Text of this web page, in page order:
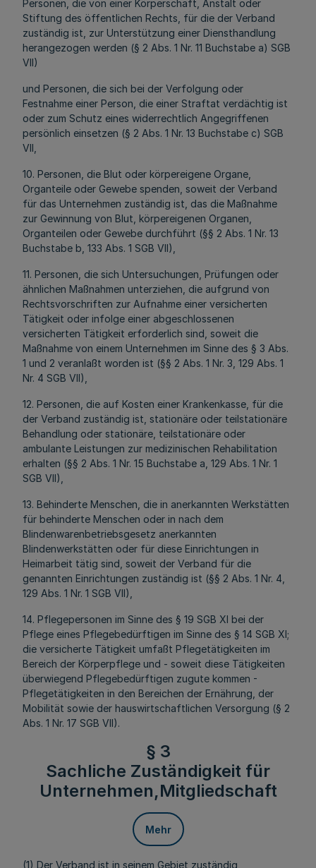
Personen, die von einer Körperschaft, Anstalt oder
Stiftung des öffentlichen Rechts, für die der Verband
zuständig ist, zur Unterstützung einer Diensthandlung
herangezogen werden (§ 2 Abs. 1 Nr. 11 Buchstabe a) SGB
VII)
und Personen, die sich bei der Verfolgung oder
Festnahme einer Person, die einer Straftat verdächtig ist
oder zum Schutz eines widerrechtlich Angegriffenen
persönlich einsetzen (§ 2 Abs. 1 Nr. 13 Buchstabe c) SGB
VII,
10. Personen, die Blut oder körpereigene Organe,
Organteile oder Gewebe spenden, soweit der Verband
für das Unternehmen zuständig ist, das die Maßnahme
zur Gewinnung von Blut, körpereigenen Organen,
Organteilen oder Gewebe durchführt (§§ 2 Abs. 1 Nr. 13
Buchstabe b, 133 Abs. 1 SGB VII),
11. Personen, die sich Untersuchungen, Prüfungen oder
ähnlichen Maßnahmen unterziehen, die aufgrund von
Rechtsvorschriften zur Aufnahme einer versicherten
Tätigkeit oder infolge einer abgeschlossenen
versicherten Tätigkeit erforderlich sind, soweit die
Maßnahme von einem Unternehmen im Sinne des § 3 Abs.
1 und 2 veranlaßt worden ist (§§ 2 Abs. 1 Nr. 3, 129 Abs. 1
Nr. 4 SGB VII),
12. Personen, die auf Kosten einer Krankenkasse, für die
der Verband zuständig ist, stationäre oder teilstationäre
Behandlung oder stationäre, teilstationäre oder
ambulante Leistungen zur medizinischen Rehabilitation
erhalten (§§ 2 Abs. 1 Nr. 15 Buchstabe a, 129 Abs. 1 Nr. 1
SGB VII),
13. Behinderte Menschen, die in anerkannten Werkstätten
für behinderte Menschen oder in nach dem
Blindenwarenbetriebsgesetz anerkannten
Blindenwerkstätten oder für diese Einrichtungen in
Heimarbeit tätig sind, soweit der Verband für die
genannten Einrichtungen zuständig ist (§§ 2 Abs. 1 Nr. 4,
129 Abs. 1 Nr. 1 SGB VII),
14. Pflegepersonen im Sinne des § 19 SGB XI bei der
Pflege eines Pflegebedürftigen im Sinne des § 14 SGB XI;
die versicherte Tätigkeit umfaßt Pflegetätigkeiten im
Bereich der Körperpflege und - soweit diese Tätigkeiten
überwiegend Pflegebedürftigen zugute kommen -
Pflegetätigkeiten in den Bereichen der Ernährung, der
Mobilität sowie der hauswirtschaftlichen Versorgung (§ 2
Abs. 1 Nr. 17 SGB VII).
§ 3
Sachliche Zuständigkeit für
Unternehmen,Mitgliedschaft
Mehr
(1) Der Verband ist in seinem Gebiet zuständig,